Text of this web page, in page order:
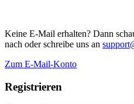
Keine E-Mail erhalten? Dann
nach oder schreibe uns an
Zum E-Mail-Konto
Registrieren